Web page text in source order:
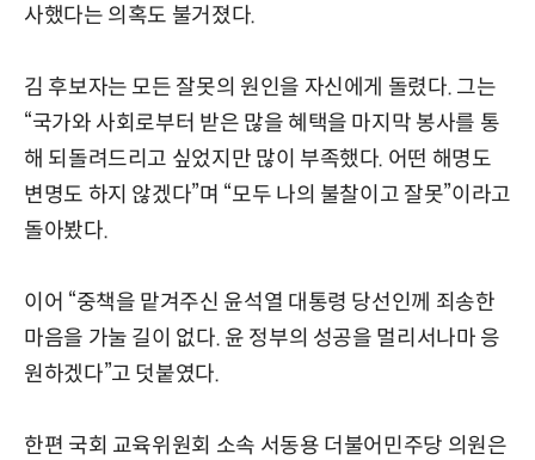
사했다는 의혹도 불거졌다.
김 후보자는 모든 잘못의 원인을 자신에게 돌렸다. 그는
“국가와 사회로부터 받은 많을 혜택을 마지막 봉사를 통
해 되돌려드리고 싶었지만 많이 부족했다. 어떤 해명도
변명도 하지 않겠다”며 “모두 나의 불찰이고 잘못”이라고
돌아봤다.
이어 “중책을 맡겨주신 윤석열 대통령 당선인께 죄송한
마음을 가눌 길이 없다. 윤 정부의 성공을 멀리서나마 응
원하겠다”고 덧붙였다.
한편 국회 교육위원회 소속 서동용 더불어민주당 의원은